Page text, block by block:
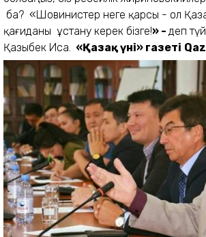
ба? «Шовинистер неге қарсы - ол
қағиданы ұстану керек бізге!» - деп
Қазыбек Иса. «Қазақ үні» газеті